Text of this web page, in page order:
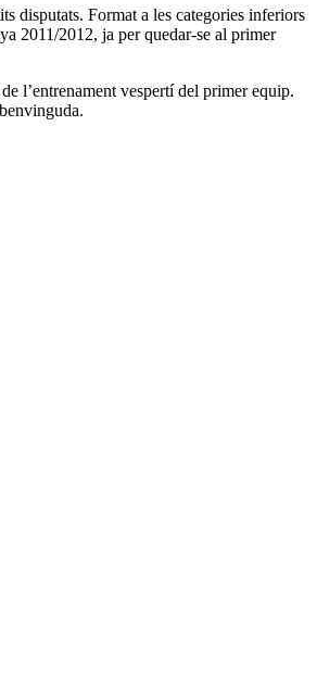
disputats. Format a les categories inferiors
2011/2012, ja per quedar-se al primer
l’entrenament vespertí del primer equip.